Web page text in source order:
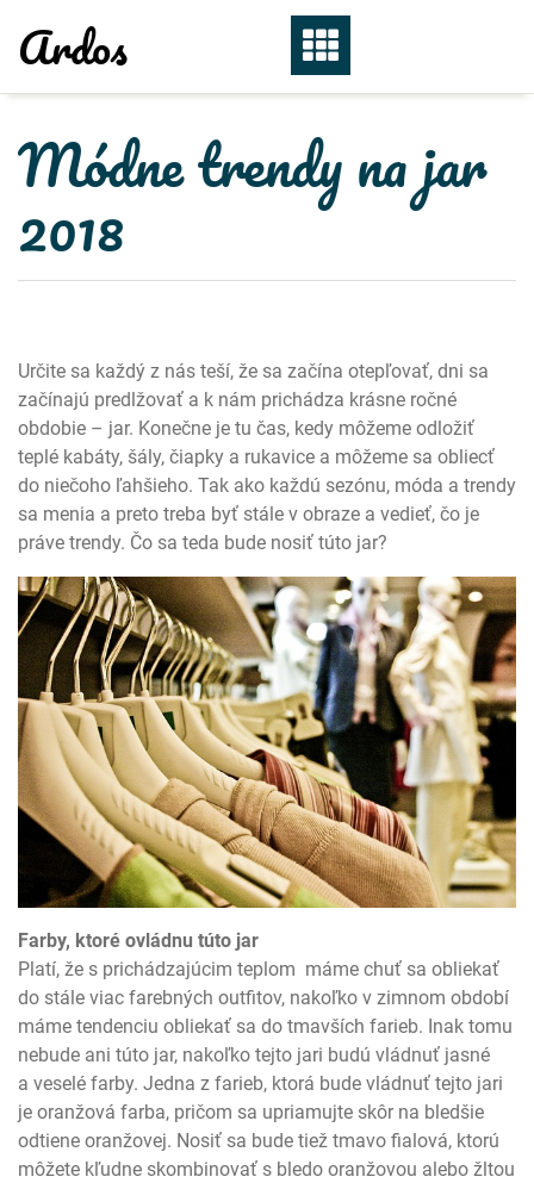
content
Ardos
Módne trendy na jar
2018
Určite sa každý z nás teší, že sa začína otepľovať, dni sa
začínajú predlžovať a k nám prichádza krásne ročné
obdobie – jar. Konečne je tu čas, kedy môžeme odložiť
teplé kabáty, šály, čiapky a rukavice a môžeme sa obliecť
do niečoho ľahšieho. Tak ako každú sezónu, móda a trendy
sa menia a preto treba byť stále v obraze a vedieť, čo je
práve trendy. Čo sa teda bude nosiť túto jar?
Farby, ktoré ovládnu túto jar
Platí, že s prichádzajúcim teplom máme chuť sa obliekať
do stále viac farebných outfitov, nakoľko v zimnom období
máme tendenciu obliekať sa do tmavších farieb. Inak tomu
nebude ani túto jar, nakoľko tejto jari budú vládnuť jasné
a veselé farby. Jedna z farieb, ktorá bude vládnuť tejto jari
je oranžová farba, pričom sa upriamujte skôr na bledšie
odtiene oranžovej. Nosiť sa bude tiež tmavo fialová, ktorú
môžete kľudne skombinovať s bledo oranžovou alebo žltou